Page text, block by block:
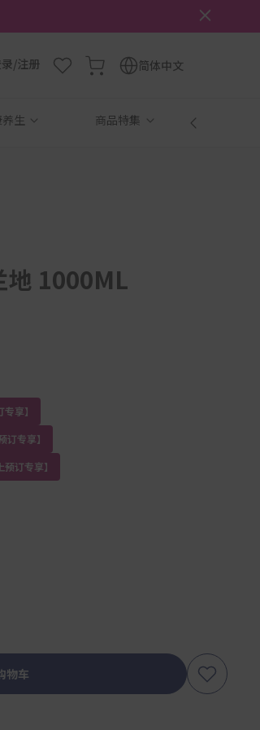
/注册 简体中文
生 商品特集
地 1000ML
享】
专享】
订专享】
物车